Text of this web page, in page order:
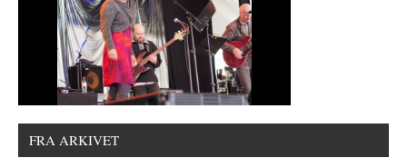
FRA ARKIVET